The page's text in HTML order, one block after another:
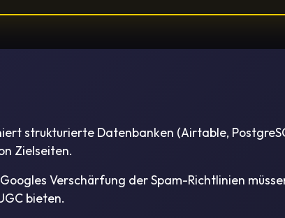
strukturierte Datenbanken (Airtable,
Zielseiten.
Verschärfung der Spam-Richtlinien
bieten.